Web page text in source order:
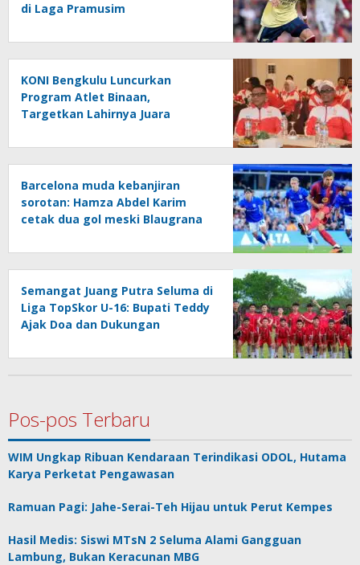
di Laga Pramusim
KONI Bengkulu Luncurkan
Program Atlet Binaan,
Targetkan Lahirnya Juara
Barcelona muda kebanjiran
sorotan: Hamza Abdel Karim
cetak dua gol meski Blaugrana
Birmingham
Semangat Juang Putra Seluma di
Liga TopSkor U-16: Bupati Teddy
Ajak Doa dan Dukungan
Pos-pos Terbaru
WIM Ungkap Ribuan Kendaraan Terindikasi ODOL, Hutama
Karya Perketat Pengawasan
Ramuan Pagi: Jahe-Serai-Teh Hijau untuk Perut Kempes
Hasil Medis: Siswi MTsN 2 Seluma Alami Gangguan
Lambung, Bukan Keracunan MBG